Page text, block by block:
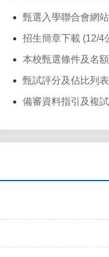
甄選入學聯合會網站
招生簡章下載 (12/4
本校甄選條件及名額
甄試評分及佔比列表
備審資料指引及複